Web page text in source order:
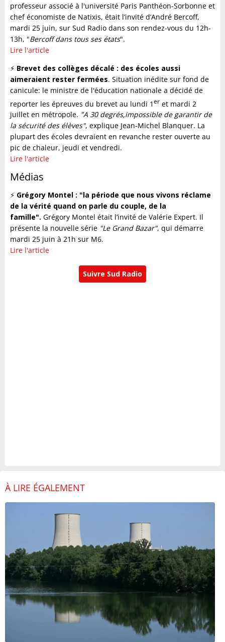
professeur associé à l'université Paris Panthéon-Sorbonne et
chef économiste de Natixis, était l’invité d’André Bercoff,
mardi 25 juin, sur Sud Radio dans son rendez-vous du 12h-
13h, "Bercoff dans tous ses états".
Lire l'article
⚡️ Brevet des collèges décalé : des écoles aussi
aimeraient rester fermées. Situation inédite sur fond de
canicule: le ministre de l'éducation nationale a décidé de
reporter les épreuves du brevet au lundi 1 er et mardi 2
juillet en métropole. "A 30 degrés,impossible de garantir de
la sécurité des élèves", explique Jean-Michel Blanquer. La
plupart des écoles devraient en revanche rester ouverte au
pic de chaleur, jeudi et vendredi.
Lire l'article
Médias
⚡️ Grégory Montel : "la période que nous vivons réclame
de la vérité quand on parle du couple, de la
famille". Grégory Montel était l’invité de Valérie Expert. Il
présente la nouvelle série "Le Grand Bazar", qui démarre
mardi 25 juin à 21h sur M6.
Lire l'article
Suivre Sud Radio
À LIRE ÉGALEMENT